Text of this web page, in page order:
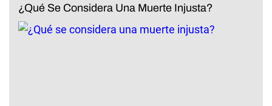
¿Qué Se Considera Una Muerte Injusta?